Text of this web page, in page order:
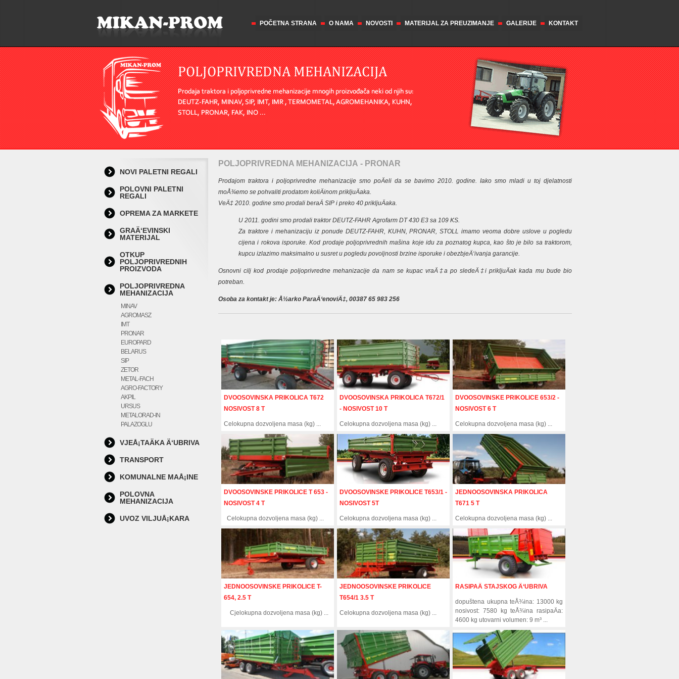
KONTAKT
GALERIJE
MATERIJAL ZA PREUZIMANJE
NOVOSTI
O NAMA
POČETNA STRANA
NOVI PALETNI REGALI
POLOVNI PALETNI
REGALI
OPREMA ZA MARKETE
GRAÄ‘EVINSKI
MATERIJAL
OTKUP
POLJOPRIVREDNIH
PROIZVODA
POLJOPRIVREDNA
MEHANIZACIJA
MINAV
AGROMASZ
IMT
PRONAR
EUROPARD
BELARUS
SIP
ZETOR
METAL-FACH
AGRO-FACTORY
AKPIL
URSUS
METALORAD-IN
PALAZOGLU
VJEÅ¡TAÄKA Ä‘UBRIVA
TRANSPORT
KOMUNALNE MAÅ¡INE
POLOVNA
MEHANIZACIJA
UVOZ VILJUÅ¡KARA
POLJOPRIVREDNA MEHANIZACIJA - PRONAR
Prodajom traktora i poljoprivredne mehanizacije smo poÄeli da se bavimo 2010. godine. Iako smo mladi u toj djelatnosti
moÅ¾emo se pohvaliti prodatom koliÄinom prikljuÄaka.
VeÄ‡ 2010. godine smo prodali beraÄ SIP i preko 40 prikljuÄaka.
U 2011. godini smo prodali traktor DEUTZ-FAHR Agrofarm DT 430 E3 sa 109 KS.
Za traktore i mehanizaciju iz ponude DEUTZ-FAHR, KUHN, PRONAR, STOLL imamo veoma dobre uslove u pogledu
cijena i rokova isporuke. Kod prodaje poljoprivrednih mašina koje idu za poznatog kupca, kao što je bilo sa traktorom,
kupcu izlazimo maksimalno u susret u pogledu povoljnosti brzine isporuke i obezbjeÄ‘ivanja garancije.
Osnovni cilj kod prodaje poljoprivredne mehanizacije da nam se kupac vraÄ‡a po sledeÄ‡i prikljuÄak kada mu bude bio
potreban.
Osoba za kontakt je: Å½arko ParaÄ‘enoviÄ‡, 00387 65 983 256
DVOOSOVINSKA PRIKOLICA T672
NOSIVOST 8 T
Celokupna dozvoljena masa (kg) ...
DVOOSOVINSKA PRIKOLICA T672/1
- NOSIVOST 10 T
Celokupna dozvoljena masa (kg) ...
DVOOSOVINSKE PRIKOLICE 653/2 -
NOSIVOST 6 T
Celokupna dozvoljena masa (kg) ...
DVOOSOVINSKE PRIKOLICE T 653 -
NOSIVOST 4 T
Celokupna dozvoljena masa (kg) ...
DVOOSOVINSKE PRIKOLICE T653/1 -
NOSIVOST 5T
Celokupna dozvoljena masa (kg) ...
JEDNOOSOVINSKA PRIKOLICA
T671 5 T
Celokupna dozvoljena masa (kg) ...
JEDNOOSOVINSKE PRIKOLICE T-
654, 2.5 T
Cjelokupna dozvoljena masa (kg) ...
JEDNOOSOVINSKE PRIKOLICE
T654/1 3.5 T
Celokupna dozvoljena masa (kg) ...
RASIPAÄ STAJSKOG Ä‘UBRIVA
dopuštena ukupna teÅ¾ina: 13000 kg
nosivost: 7580 kg teÅ¾ina rasipaÄa:
4600 kg utovarni volumen: 9 m³ ...